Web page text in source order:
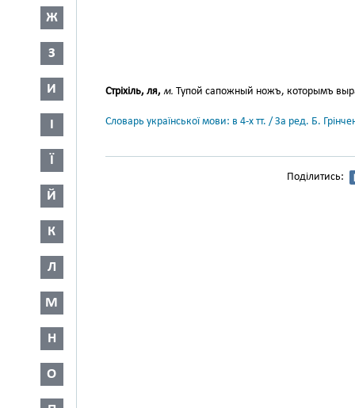
Ж
З
И
І
Ї
Й
К
Л
М
Н
О
Стріхіль, ля, м. Тупой сапожный ножъ, которымъ
Словарь української мови: в 4-х тт. / За ред. Б.
Поділитись: